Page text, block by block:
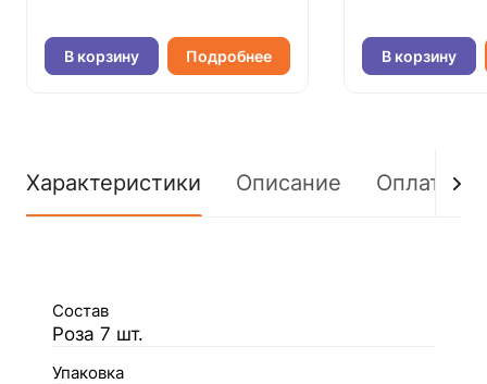
В корзину Подробнее В корзину
Характеристики Описание Оплата
Состав
Роза 7 шт.
Упаковка